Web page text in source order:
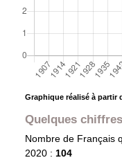
Graphique réalisé à partir
Quelques
Nombre de Français
2020 : 104